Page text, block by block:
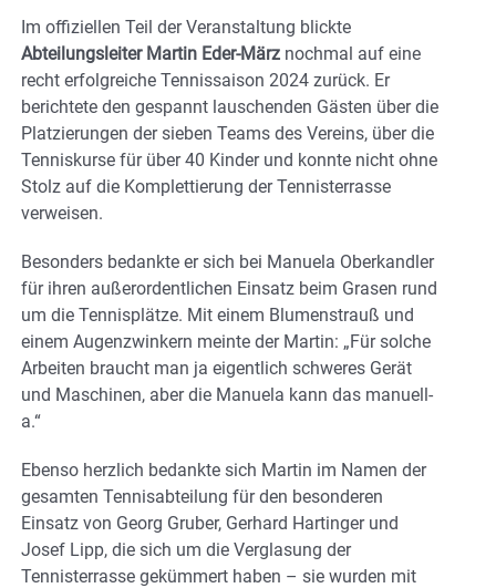
Im offiziellen Teil der Veranstaltung blickte
Abteilungsleiter Martin Eder-März nochmal auf eine
recht erfolgreiche Tennissaison 2024 zurück. Er
berichtete den gespannt lauschenden Gästen über die
Platzierungen der sieben Teams des Vereins, über die
Tenniskurse für über 40 Kinder und konnte nicht ohne
Stolz auf die Komplettierung der Tennisterrasse
verweisen.
Besonders bedankte er sich bei Manuela Oberkandler
für ihren außerordentlichen Einsatz beim Grasen rund
um die Tennisplätze. Mit einem Blumenstrauß und
einem Augenzwinkern meinte der Martin: „Für solche
Arbeiten braucht man ja eigentlich schweres Gerät
und Maschinen, aber die Manuela kann das manuell-
a.“
Ebenso herzlich bedankte sich Martin im Namen der
gesamten Tennisabteilung für den besonderen
Einsatz von Georg Gruber, Gerhard Hartinger und
Josef Lipp, die sich um die Verglasung der
Tennisterrasse gekümmert haben – sie wurden mit